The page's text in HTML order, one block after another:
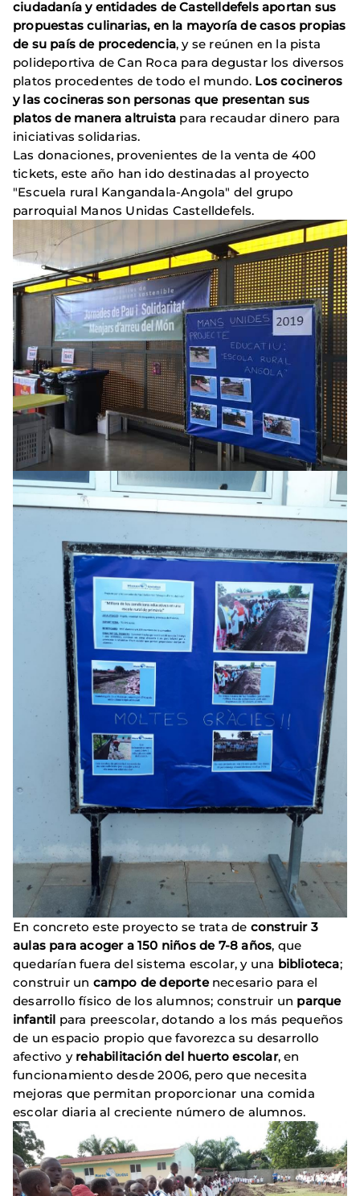
ciudadanía y entidades de Castelldefels aportan sus
propuestas culinarias, en la mayoría de casos propias
de su país de procedencia, y se reúnen en la pista
polideportiva de Can Roca para degustar los diversos
platos procedentes de todo el mundo. Los cocineros
y las cocineras son personas que presentan sus
platos de manera altruista para recaudar dinero para
iniciativas solidarias.
Las donaciones, provenientes de la venta de 400
tickets, este año han ido destinadas al proyecto
"Escuela rural Kangandala-Angola" del grupo
parroquial Manos Unidas Castelldefels.
En concreto este proyecto se trata de construir 3
aulas para acoger a 150 niños de 7-8 años, que
quedarían fuera del sistema escolar, y una biblioteca;
construir un campo de deportenecesario para el
desarrollo físico de los alumnos; construir un parque
infantil para preescolar, dotando a los más pequeños
de un espacio propio que favorezca su desarrollo
afectivo y rehabilitación del huerto escolar, en
funcionamiento desde 2006, pero que necesita
mejoras que permitan proporcionar una comida
escolar diaria al creciente número de alumnos.